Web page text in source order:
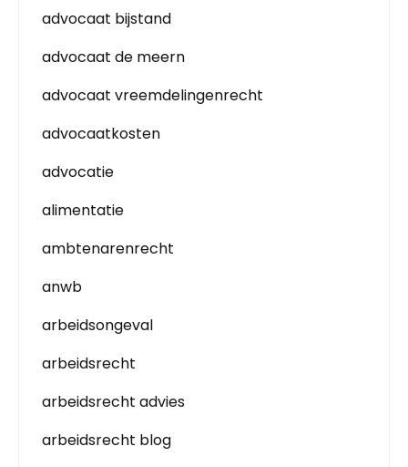
advocaat bijstand
advocaat de meern
advocaat vreemdelingenrecht
advocaatkosten
advocatie
alimentatie
ambtenarenrecht
anwb
arbeidsongeval
arbeidsrecht
arbeidsrecht advies
arbeidsrecht blog